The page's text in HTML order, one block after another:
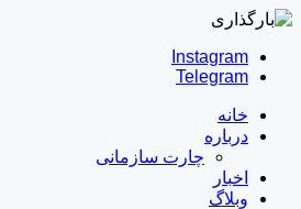
Instagram
Telegram
خانه
درباره
چارت سازمانی
اخبار
وبلاگ